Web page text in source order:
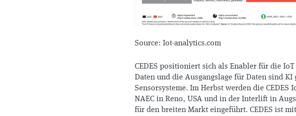
Source: Iot-analytics.com
CEDES positioniert sich als Enabler für die
Daten und die Ausgangslage für Daten sind KI
Sensorsysteme. Im Herbst werden die CEDES
NAEC in Reno, USA und in der Interlift in
für den breiten Markt eingeführt. CEDES ist